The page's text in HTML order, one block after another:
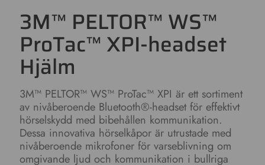
3M™ PELTOR™ WS™
ProTac™ XPI-headset
Hjälm
3M™ PELTOR™ WS™ ProTac™ XPI är ett sortiment
av nivåberoende Bluetooth®-headset för effektivt
hörselskydd med bibehållen kommunikation.
Dessa innovativa hörselkåpor är utrustade med
nivåberoende mikrofoner för varseblivning om
omgivande ljud och kommunikation i bullriga